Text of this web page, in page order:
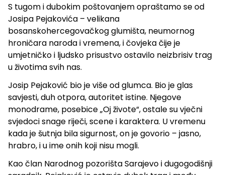
S tugom i dubokim poštovanjem opraštamo se od
Josipa Pejakovića – velikana
bosanskohercegovačkog glumišta, neumornog
hroničara naroda i vremena, i čovjeka čije je
umjetničko i ljudsko prisustvo ostavilo neizbrisiv trag
u životima svih nas.
Josip Pejaković bio je više od glumca. Bio je glas
savjesti, duh otpora, autoritet istine. Njegove
monodrame, posebice „Oj živote“, ostale su vječni
svjedoci snage riječi, scene i karaktera. U vremenu
kada je šutnja bila sigurnost, on je govorio – jasno,
hrabro, i u ime onih koji nisu mogli.
Kao član Narodnog pozorišta Sarajevo i dugogodišnji